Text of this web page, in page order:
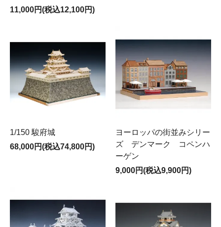
11,000円(税込12,100円)
1/150 駿府城
68,000円(税込74,800円)
ヨーロッパの街並みシリー
ズ デンマーク コペンハ
ーゲン
9,000円(税込9,900円)